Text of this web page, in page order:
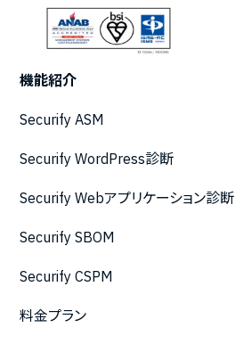
機能紹介
Securify ASM
Securify WordPress診断
Securify Webアプリケーション診断
Securify SBOM
Securify CSPM
料金プラン